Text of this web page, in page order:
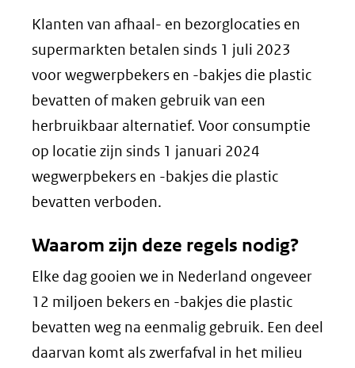
een
andere
website)
Klanten van afhaal- en bezorglocaties en
supermarkten betalen sinds 1 juli 2023
voor wegwerpbekers en -bakjes die plastic
bevatten of maken gebruik van een
herbruikbaar alternatief. Voor consumptie
op locatie zijn sinds 1 januari 2024
wegwerpbekers en -bakjes die plastic
bevatten verboden.
Waarom zijn deze regels nodig?
Elke dag gooien we in Nederland ongeveer
12 miljoen bekers en -bakjes die plastic
bevatten weg na eenmalig gebruik. Een deel
daarvan komt als zwerfafval in het milieu